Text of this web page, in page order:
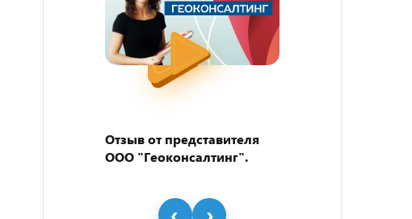
Отзыв от представителя
ООО "Геоконсалтинг".